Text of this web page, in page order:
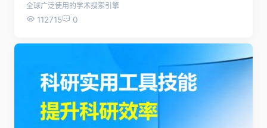
全球广泛使用的学术搜索引擎
112715 0